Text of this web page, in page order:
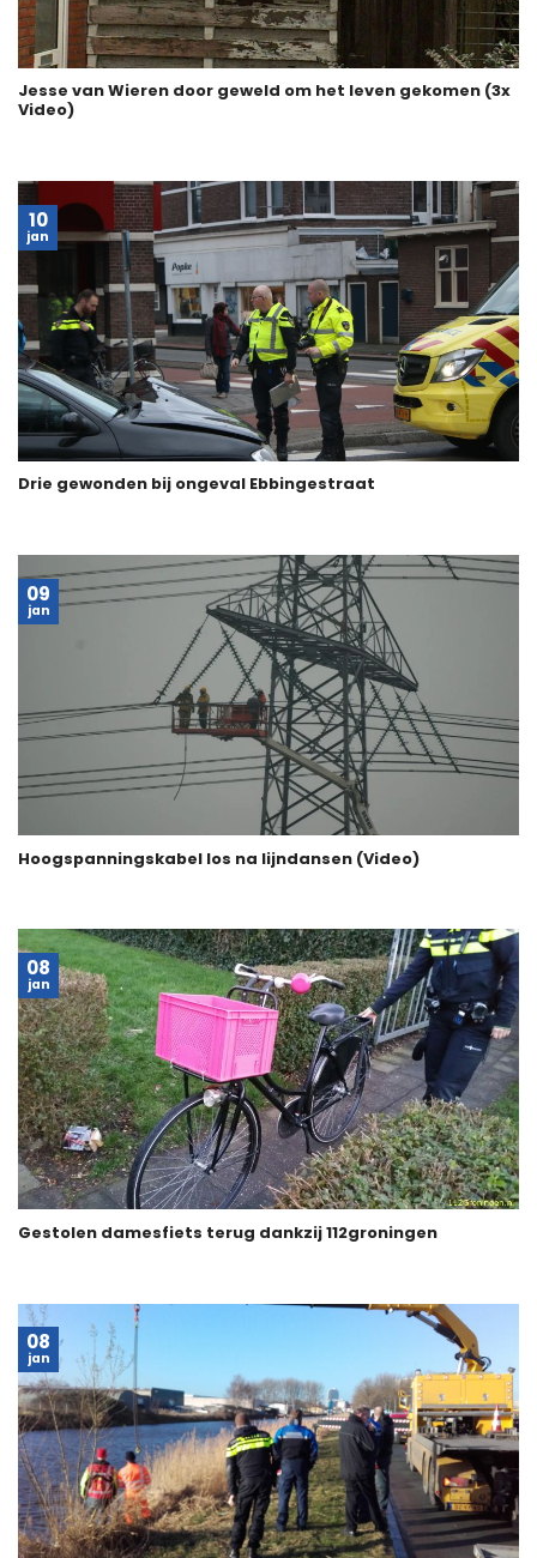
Jesse van Wieren door geweld om het leven gekomen (3x
Video)
Drie gewonden bij ongeval Ebbingestraat
10
jan
Hoogspanningskabel los na lijndansen (Video)
09
jan
Gestolen damesfiets terug dankzij 112groningen
08
jan
08
jan